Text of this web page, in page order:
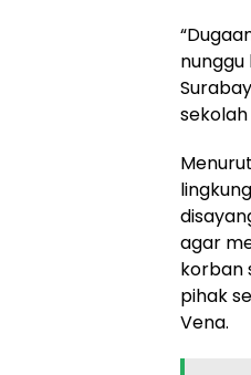
agar
korban
pihak
Vena.